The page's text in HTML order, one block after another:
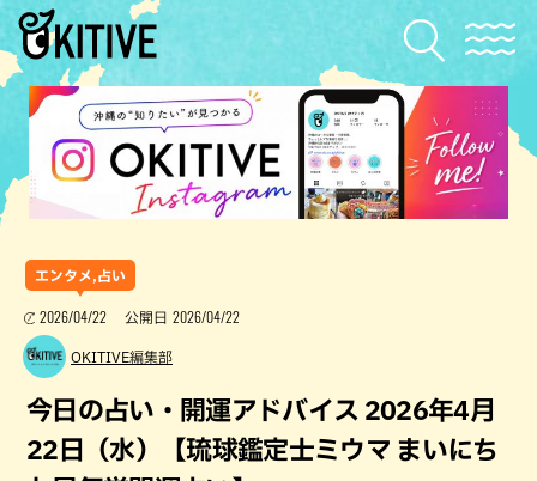
エンタメ,占い
2026/04/22 公開日 2026/04/22
OKITIVE編集部
今日の占い・開運アドバイス 2026年4月
22日（水）【琉球鑑定士ミウマ まいにち